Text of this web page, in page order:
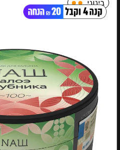
בינוני